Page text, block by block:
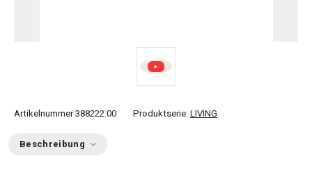
Artikelnummer 388222.00 Produktserie: LIVING
Beschreibung